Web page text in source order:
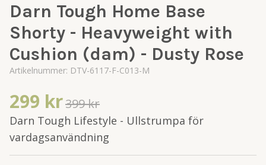
Darn Tough Home Base
Shorty - Heavyweight with
Cushion (dam) - Dusty Rose
Artikelnummer: DTV-6117-F-C013-M
299 kr399 kr
Darn Tough Lifestyle - Ullstrumpa för
vardagsanvändning